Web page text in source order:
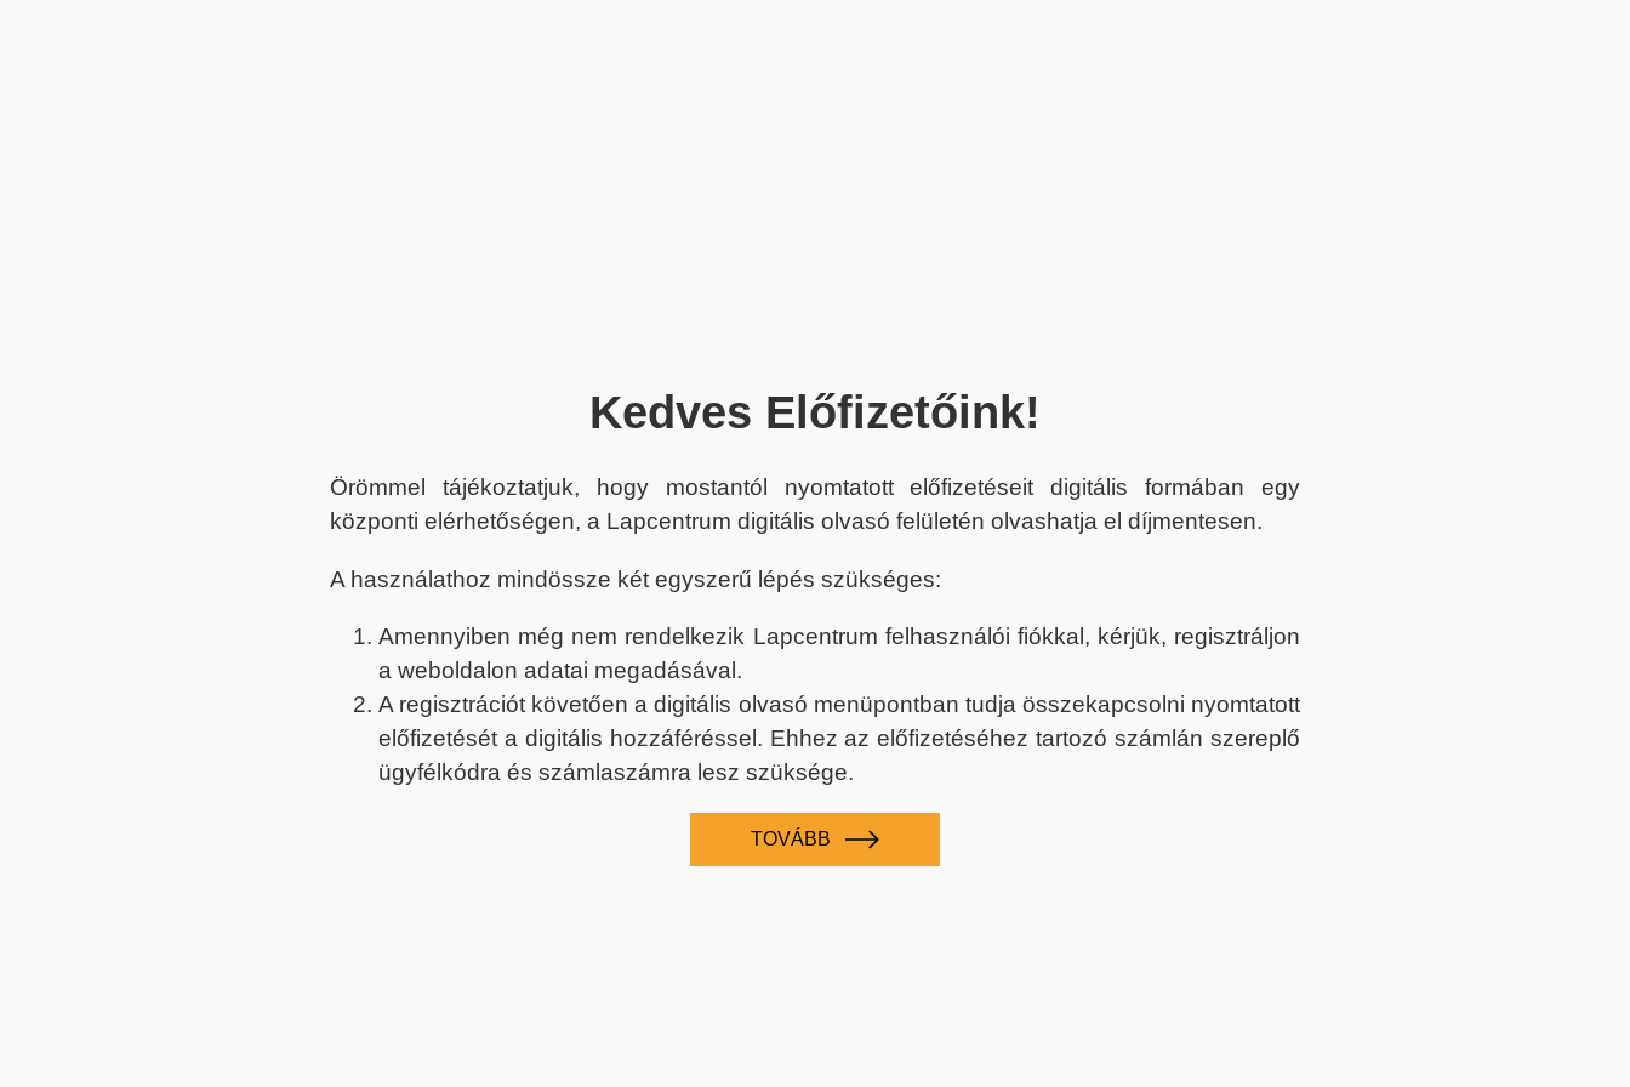
Kedves Előfizetőink!
Örömmel tájékoztatjuk, hogy mostantól nyomtatott előfizetéseit digitális formában egy
központi elérhetőségen, a Lapcentrum digitális olvasó felületén olvashatja el díjmentesen.
A használathoz mindössze két egyszerű lépés szükséges:
Amennyiben még nem rendelkezik Lapcentrum felhasználói fiókkal, kérjük, regisztráljon
a weboldalon adatai megadásával.
A regisztrációt követően a digitális olvasó menüpontban tudja összekapcsolni nyomtatott
előfizetését a digitális hozzáféréssel. Ehhez az előfizetéséhez tartozó számlán szereplő
ügyfélkódra és számlaszámra lesz szüksége.
TOVÁBB